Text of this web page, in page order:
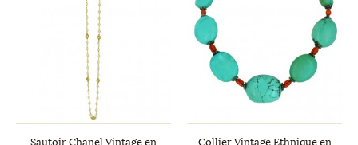
Sautoir Chanel Vintage en
Collier Vintage Ethnique en